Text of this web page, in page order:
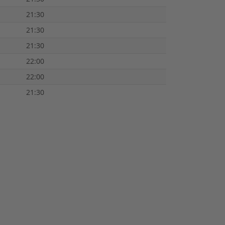
21:30
21:30
21:30
22:00
22:00
21:30